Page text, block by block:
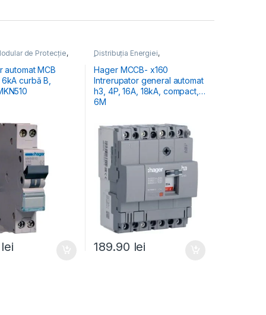
de Protecție,
Automate
automat MCB
6kA curbă B,
lei
Distribuția Energiei,
Întrerupătoare Generale
Hager MCCB- x160
Intrerupator general automat
h3, 4P, 16A, 18kA, compact,
6M
189.90 lei